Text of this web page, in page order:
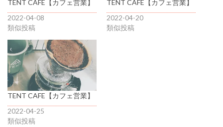
TENT CAFE【カフェ営業】
2022-04-08
類似投稿
TENT CAFE【カフェ営業】
2022-04-20
類似投稿
TENT CAFE【カフェ営業】
2022-04-25
類似投稿